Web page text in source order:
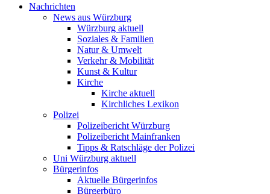
Nachrichten
News aus Würzburg
Würzburg aktuell
Soziales & Familien
Natur & Umwelt
Verkehr & Mobilität
Kunst & Kultur
Kirche
Kirche aktuell
Kirchliches Lexikon
Polizei
Polizeibericht Würzburg
Polizeibericht Mainfranken
Tipps & Ratschläge der Polizei
Uni Würzburg aktuell
Bürgerinfos
Aktuelle Bürgerinfos
Bürgerbüro